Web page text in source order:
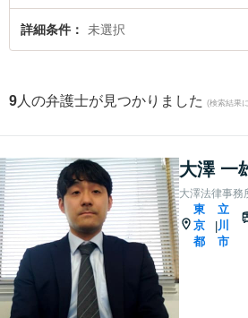
な近くの弁護士を検索したい』『初回相談無料
法律相談できる立川市内の弁護士に相談予約し
詳細条件 未選択
9 人の弁護士が見つかりました (検索結果
大澤 一
大澤法律事務
東
京
都
|
立
川
市